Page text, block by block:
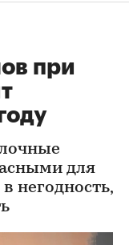
при
для
негодность,